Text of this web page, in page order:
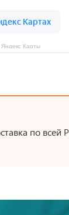
Карты
по всей